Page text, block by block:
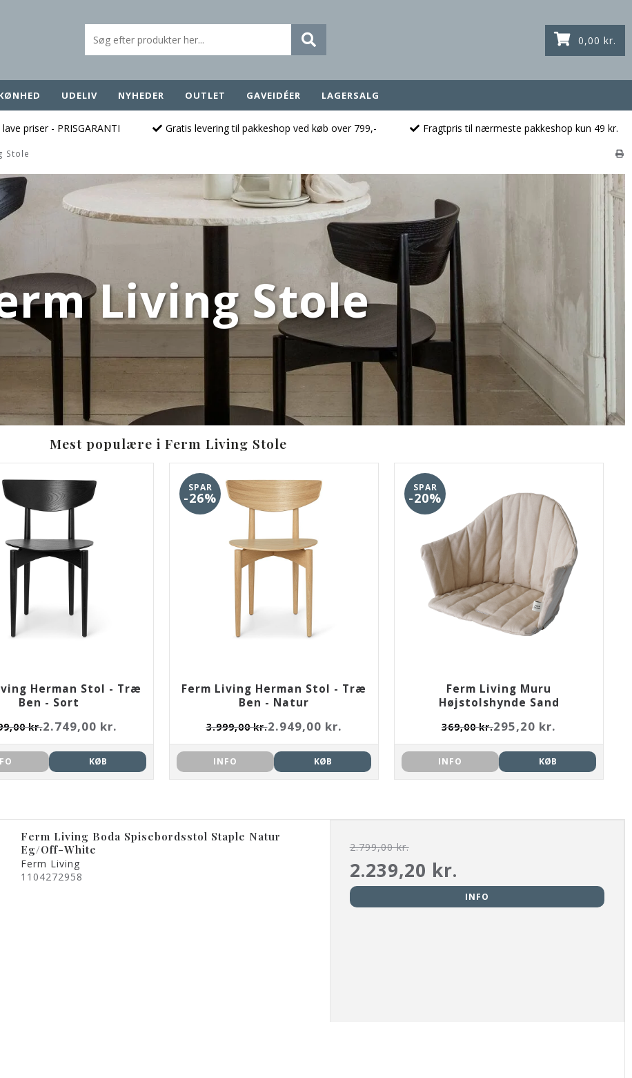
0,00 kr.
UDELIV NYHEDER OUTLET GAVEIDÉER LAGERSALG
priser - PRISGARANTI Gratis levering til pakkeshop ved køb over 799,- Fragtpris til nærmeste pakkeshop kun 49 kr.
Stole
Living Stole
Mest populære i Ferm Living Stole
Herman Stol - Træ
Ben - Sort
kr.2.749,00 kr.
KØB
SPAR
-26%
Ferm Living Herman Stol - Træ
Ben - Natur
3.999,00 kr.2.949,00 kr.
INFO KØB
SPAR
-20%
Ferm Living Muru
Højstolshynde Sand
369,00 kr.295,20 kr.
INFO KØB
Ferm Living Boda Spisebordsstol Staple Natur
Eg/Off-White
Ferm Living
1104272958
2.799,00 kr.
2.239,20 kr.
INFO